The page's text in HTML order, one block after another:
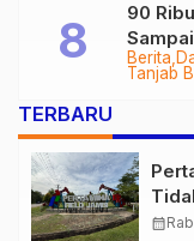
Berita
Tanjab
90
Audit
TERBARU
calendar_month